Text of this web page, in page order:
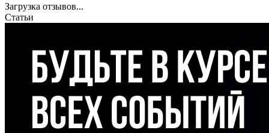
Загрузка отзывов...
Статьи